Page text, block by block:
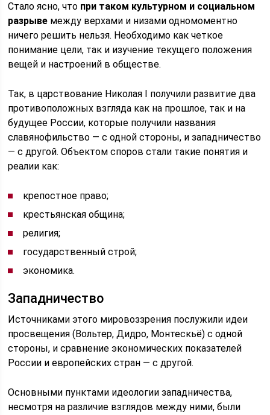
Стало ясно, что при таком культурном и социальном
разрыве между верхами и низами одномоментно
ничего решить нельзя. Необходимо как четкое
понимание цели, так и изучение текущего положения
вещей и настроений в обществе.
Так, в царствование Николая I получили развитие два
противоположных взгляда как на прошлое, так и на
будущее России, которые получили названия
славянофильство — с одной стороны, и западничество
— с другой. Объектом споров стали такие понятия и
реалии как:
крепостное право;
крестьянская община;
религия;
государственный строй;
экономика.
Западничество
Источниками этого мировоззрения послужили идеи
просвещения (Вольтер, Дидро, Монтескьё) с одной
стороны, и сравнение экономических показателей
России и европейских стран — с другой.
Основными пунктами идеологии западничества,
несмотря на различие взглядов между ними, были